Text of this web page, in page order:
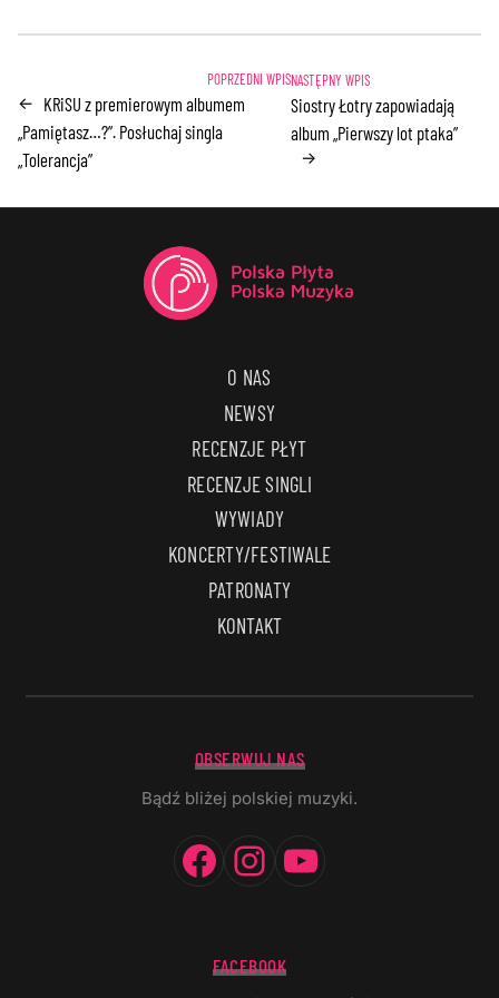
← KRiSU z premierowym albumem
„Pamiętasz…?”. Posłuchaj singla
„Tolerancja”
Siostry Łotry zapowiadają
album „Pierwszy lot ptaka”
→
O NAS
NEWSY
RECENZJE PŁYT
RECENZJE SINGLI
WYWIADY
KONCERTY/FESTIWALE
PATRONATY
KONTAKT
OBSERWUJ NAS
Bądź bliżej polskiej muzyki.
Facebook
Instagram
FACEBOOK